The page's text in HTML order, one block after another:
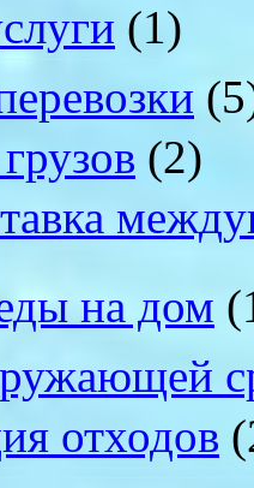
(1)
(2)
на дом
отходов